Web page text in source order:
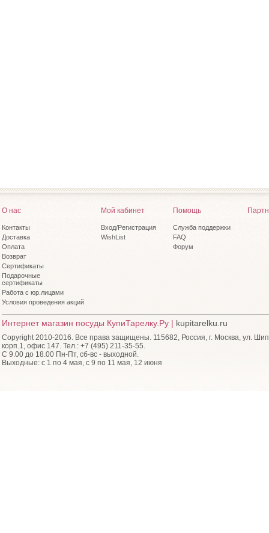
О нас
Контакты
Доставка
Оплата
Возврат
Сертификаты
Подарочные
сертификаты
Работа с юр.лицами
Условия проведения акций
Мой кабинет
Вход/Регистрация
WishList
Помощь
Служба поддержки
FAQ
Форум
Интернет магазин посуды КупиТарелку.Ру | kupitarelku.ru
Copyright 2010-2016. Все права защищены. 115682, Россия, г. Москва, ул.
корп.1, офис 147. Тел.: +7 (495) 211-35-55.
С 9.00 до 18.00 Пн-Пт, сб-вс - выходной.
Выходные: с 1 по 4 мая, с 9 по 11 мая, 12 июня